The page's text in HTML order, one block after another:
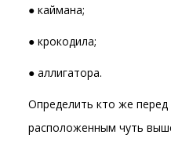
● каймана;
● крокодила;
● аллигатора.
Определить кто же
расположенным чуть